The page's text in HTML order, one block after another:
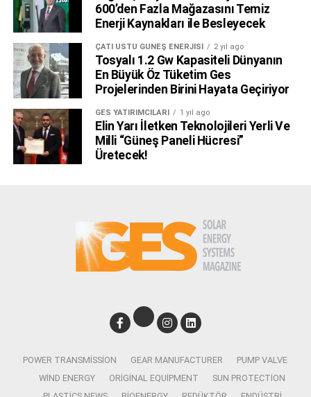
600’den Fazla Mağazasını Temiz
Enerji Kaynakları ile Besleyecek
ÇATI ÜSTÜ GÜNEŞ ENERJISI 2 yıl ago
Tosyalı 1.2 Gw Kapasiteli Dünyanın
En Büyük Öz Tüketim Ges
Projelerinden Birini Hayata Geçiriyor
GES YATIRIMCILARI 1 yıl ago
Elin Yarı İletken Teknolojileri Yerli Ve
Milli “Güneş Paneli Hücresi”
Üretecek!
POWER TRANSMISSION GEAR MANUFACTURER
PUMP VALVE
WIND ENERGY
ORIGINAL EQUIPMENT
SUN PROTECTION